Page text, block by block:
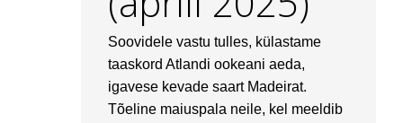
Soovidele vastu tulles, külastame
taaskord Atlandi ookeani aeda,
igavese kevade saart Madeirat.
Tõeline maiuspala neile, kel meeldib